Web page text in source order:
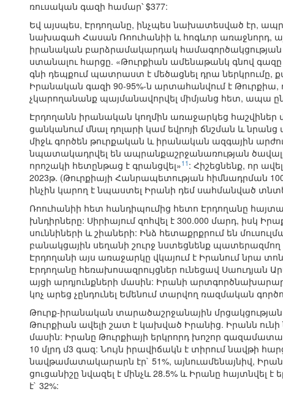
ռուսական գազի համար՝ $377:
Եվ այսպես, Էրդողանը, ինչպես նախատեսված էր,
նախագահ Հասան Ռոուհանիի և հոգևոր առաջնորդ,
իրանական բարձրամակարդակ համագործակցության
ստանալու հարցը. «Թուրքիան ամենաթանկ գնով գազը
գնի դեպքում պատրաստ է մեծացնել դրա ներկրումը,
Իրանական գազի 90-95%-ն արտահանվում է Թուրքիա,
չկարողանանք պայմանավորվել միմյանց հետ, ապա
Էրդողանն իրանական կողմին առաջարկեց հաշվիներ
ցանկանում մնալ դոլարի կամ եվրոյի ճնշման և
միջև գործեն թուրքական և իրանական ազգային
նպատակադրվել են ապրանքաշրջանառության ծավալը
որոշակի հետընթաց է գրանցվել»11 : Հիշեցնենք, որ
2023թ. (Թուրքիայի Հանրապետության հիմնադրման
ինչին կարող է նպաստել Իրանի դեմ սահմանված
Ռոուհանիի հետ հանդիպումից հետո Էրդողանը
խնդիրները: Սիրիայում զոհվել է 300.000 մարդ, իսկ
սուննիների և շիաների: Ինձ հետաքրքրում են
բանակցային սեղանի շուրջ նստեցնենք պատերազմող
Էրդողանի այս առաջարկը վկայում է Իրանում նրա
Էրդողանը հեռախոսազրույցներ ունեցավ
այցի արդյունքների մասին: Իրանի
կոչ արեց չընդունել Եմենում տարվող ռազմական
Թուրք-իրանական տարածաշրջանային
Թուրքիան ավելի շատ է կախված Իրանից. Իրանն
մասին: Իրանը Թուրքիայի երկրորդ խոշոր
10 մլրդ մ3 գազ: Նույն իրավիճակն է տիրում նավթի
նավթամատակարարն էր` 51%, այնուամենայնիվ,
ցուցանիշը նվազել է մինչև 28.5% և Իրանը
է` 32%: